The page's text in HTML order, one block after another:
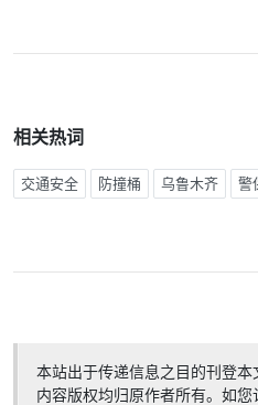
相关热词
交通安全 防撞桶 乌鲁木齐 警
本站出于传递信息之目的刊登本
内容版权均归原作者所有。如